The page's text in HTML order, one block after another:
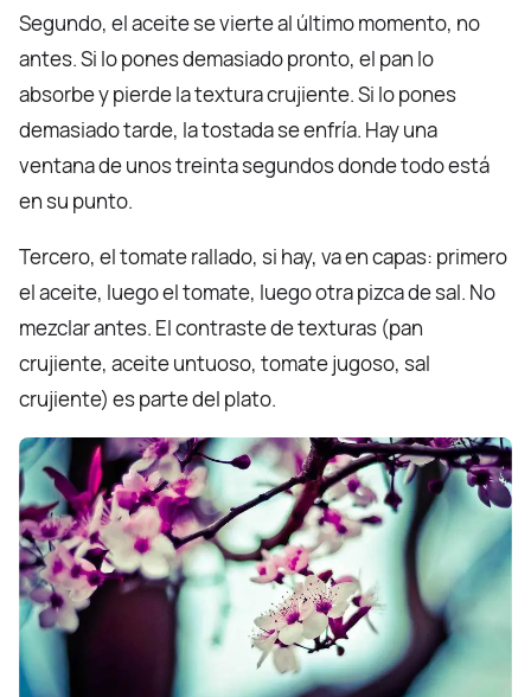
Segundo, el aceite se vierte al último momento, no
antes. Si lo pones demasiado pronto, el pan lo
absorbe y pierde la textura crujiente. Si lo pones
demasiado tarde, la tostada se enfría. Hay una
ventana de unos treinta segundos donde todo está
en su punto.
Tercero, el tomate rallado, si hay, va en capas: primero
el aceite, luego el tomate, luego otra pizca de sal. No
mezclar antes. El contraste de texturas (pan
crujiente, aceite untuoso, tomate jugoso, sal
crujiente) es parte del plato.